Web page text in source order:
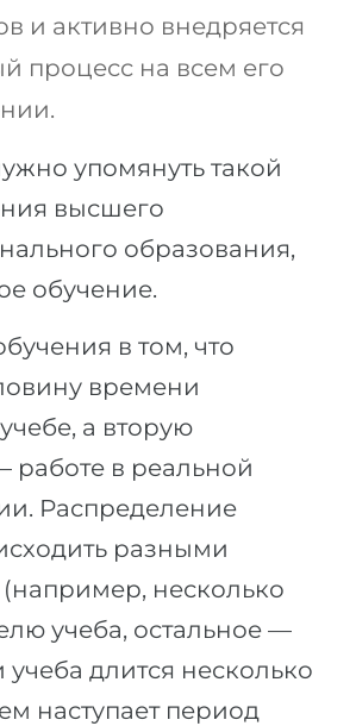
и активно внедряется
процесс на всем его
упомянуть такой
высшего
образования,
обучение.
в том, что
времени
а вторую
работе в реальной
Распределение
разными
несколько
учеба, остальное —
учеба длится несколько
наступает период